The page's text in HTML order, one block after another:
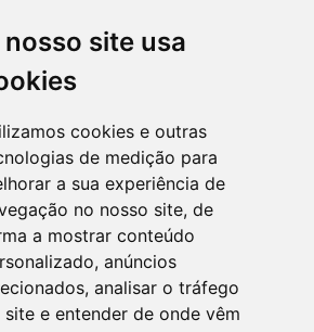
nosso site usa
cookies e outras
de medição para
a sua experiência de
no nosso site, de
a mostrar conteúdo
anúncios
analisar o tráfego
site e entender de onde vêm
gratuitas
trocar a sua encomenda em qualquer
90 dias
plantamos uma árvore! Leia mais